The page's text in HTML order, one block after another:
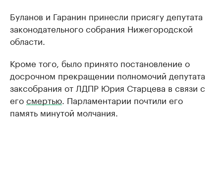
Буланов и Гаранин принесли присягу депутата
законодательного собрания Нижегородской
области.
Кроме того, было принято постановление о
досрочном прекращении полномочий депутата
заксобрания от ЛДПР Юрия Старцева в связи с
егосмертью . Парламентарии почтили его
память минутой молчания.